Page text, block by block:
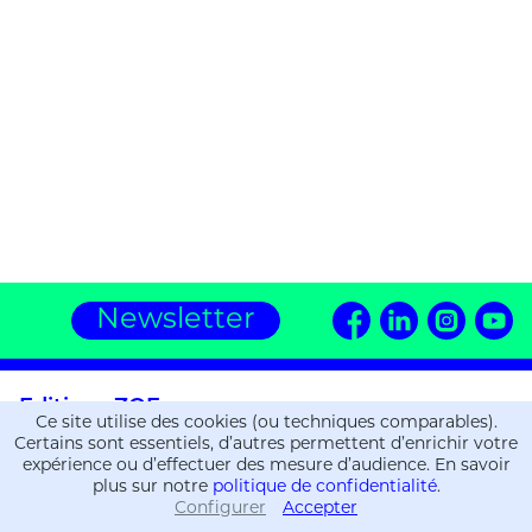
Newsletter
Editions ZOE
16, chemin de la Gravière
CH-1225 Chêne-Bourg
+41 (0)22 309 36 06
Ce site utilise des cookies (ou techniques comparables).
Certains sont essentiels, d’autres permettent d’enrichir votre
expérience ou d’effectuer des mesure d’audience. En savoir
plus sur notre politique de confidentialité.
Configurer
Accepter